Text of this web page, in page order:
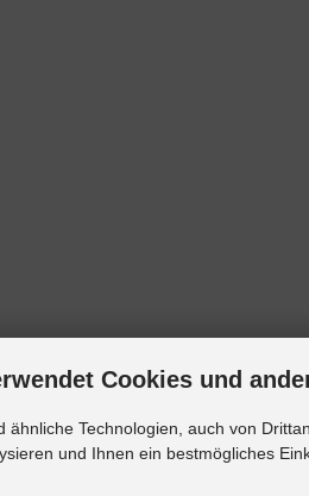
Cookies und
ähnliche Technologien, auch von
und Ihnen ein bestmögliches